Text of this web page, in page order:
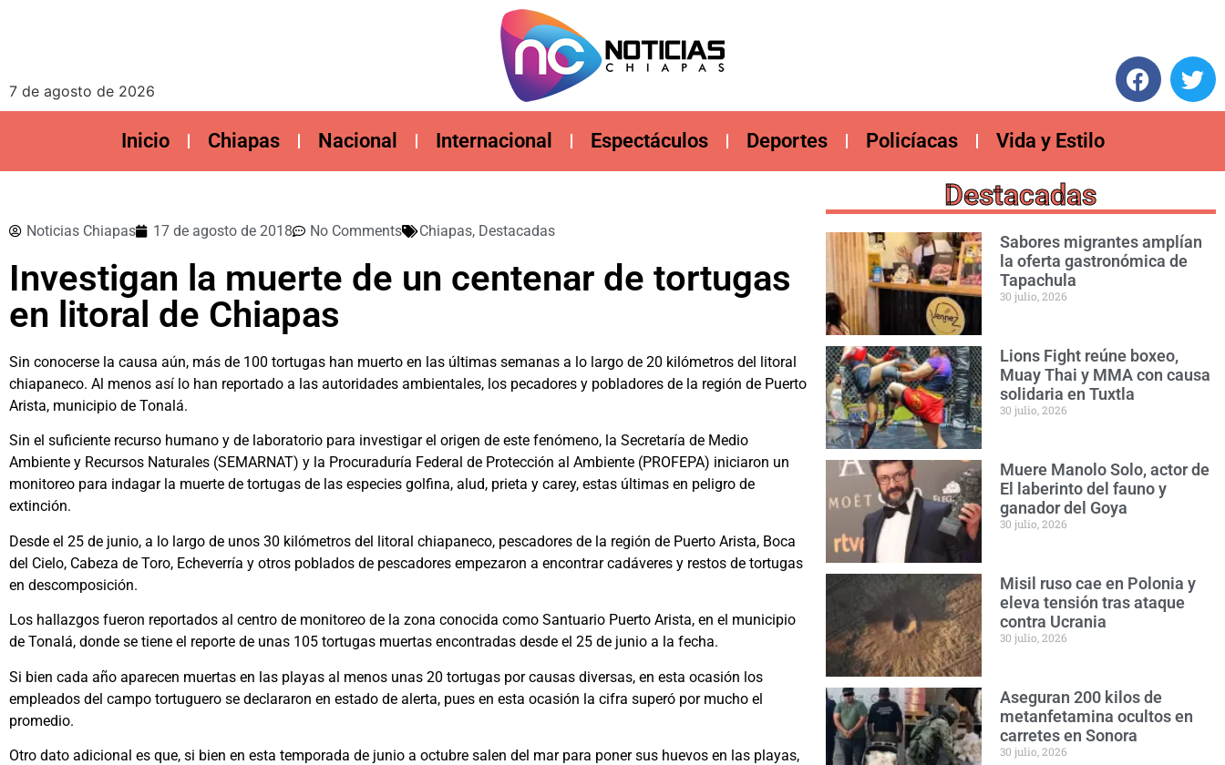
7 de agosto de 2026
Inicio Chiapas Nacional Internacional Espectáculos Deportes Policíacas Vida y Estilo
Noticias Chiapas 17 de agosto de 2018 No Comments Chiapas, Destacadas
Investigan la muerte de un centenar de tortugas
en litoral de Chiapas
Sin conocerse la causa aún, más de 100 tortugas han muerto en las últimas semanas a lo largo de 20 kilómetros del litoral
chiapaneco. Al menos así lo han reportado a las autoridades ambientales, los pecadores y pobladores de la región de Puerto
Arista, municipio de Tonalá.
Sin el suficiente recurso humano y de laboratorio para investigar el origen de este fenómeno, la Secretaría de Medio
Ambiente y Recursos Naturales (SEMARNAT) y la Procuraduría Federal de Protección al Ambiente (PROFEPA) iniciaron un
monitoreo para indagar la muerte de tortugas de las especies golfina, alud, prieta y carey, estas últimas en peligro de
extinción.
Desde el 25 de junio, a lo largo de unos 30 kilómetros del litoral chiapaneco, pescadores de la región de Puerto Arista, Boca
del Cielo, Cabeza de Toro, Echeverría y otros poblados de pescadores empezaron a encontrar cadáveres y restos de tortugas
en descomposición.
Los hallazgos fueron reportados al centro de monitoreo de la zona conocida como Santuario Puerto Arista, en el municipio
de Tonalá, donde se tiene el reporte de unas 105 tortugas muertas encontradas desde el 25 de junio a la fecha.
Si bien cada año aparecen muertas en las playas al menos unas 20 tortugas por causas diversas, en esta ocasión los
empleados del campo tortuguero se declararon en estado de alerta, pues en esta ocasión la cifra superó por mucho el
promedio.
Otro dato adicional es que, si bien en esta temporada de junio a octubre salen del mar para poner sus huevos en las playas,
Destacadas
Sabores migrantes amplían
la oferta gastronómica de
Tapachula
30 julio, 2026
Lions Fight reúne boxeo,
Muay Thai y MMA con causa
solidaria en Tuxtla
30 julio, 2026
Muere Manolo Solo, actor de
El laberinto del fauno y
ganador del Goya
30 julio, 2026
Misil ruso cae en Polonia y
eleva tensión tras ataque
contra Ucrania
30 julio, 2026
Aseguran 200 kilos de
metanfetamina ocultos en
carretes en Sonora
30 julio, 2026